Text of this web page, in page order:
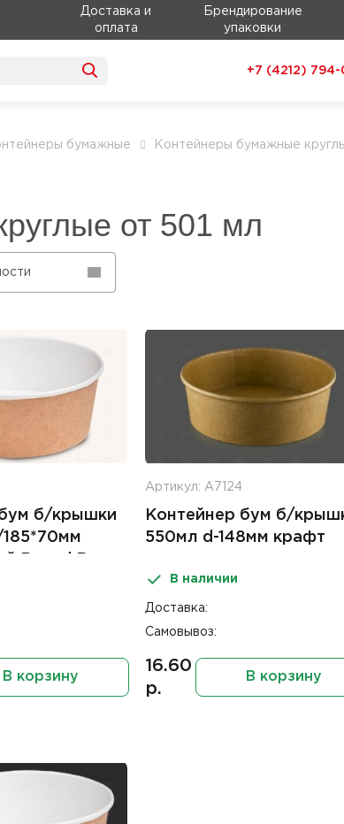
Доставка и
оплата
Брендирование
упаковки
+7 (4212) 794-
бумажные
Контейнеры бумажные
от 501 мл
б/крышки
В корзину
Артикул: А7124
Контейнер бум б/
550мл d-148мм крафт
В наличии
Доставка:
Самовывоз:
16.60
р.
В корзину